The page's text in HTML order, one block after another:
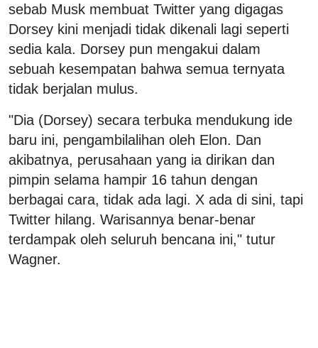
sebab Musk membuat Twitter yang digagas
Dorsey kini menjadi tidak dikenali lagi seperti
sedia kala. Dorsey pun mengakui dalam
sebuah kesempatan bahwa semua ternyata
tidak berjalan mulus.
"Dia (Dorsey) secara terbuka mendukung ide
baru ini, pengambilalihan oleh Elon. Dan
akibatnya, perusahaan yang ia dirikan dan
pimpin selama hampir 16 tahun dengan
berbagai cara, tidak ada lagi. X ada di sini, tapi
Twitter hilang. Warisannya benar-benar
terdampak oleh seluruh bencana ini," tutur
Wagner.